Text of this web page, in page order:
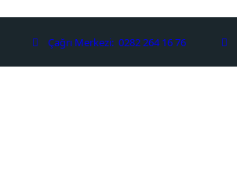
Çağrı Merkezi: 0282 264 16 76